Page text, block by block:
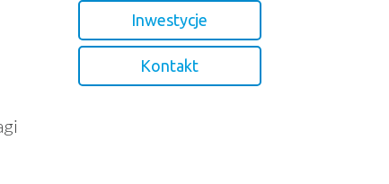
Inwestycje
Kontakt